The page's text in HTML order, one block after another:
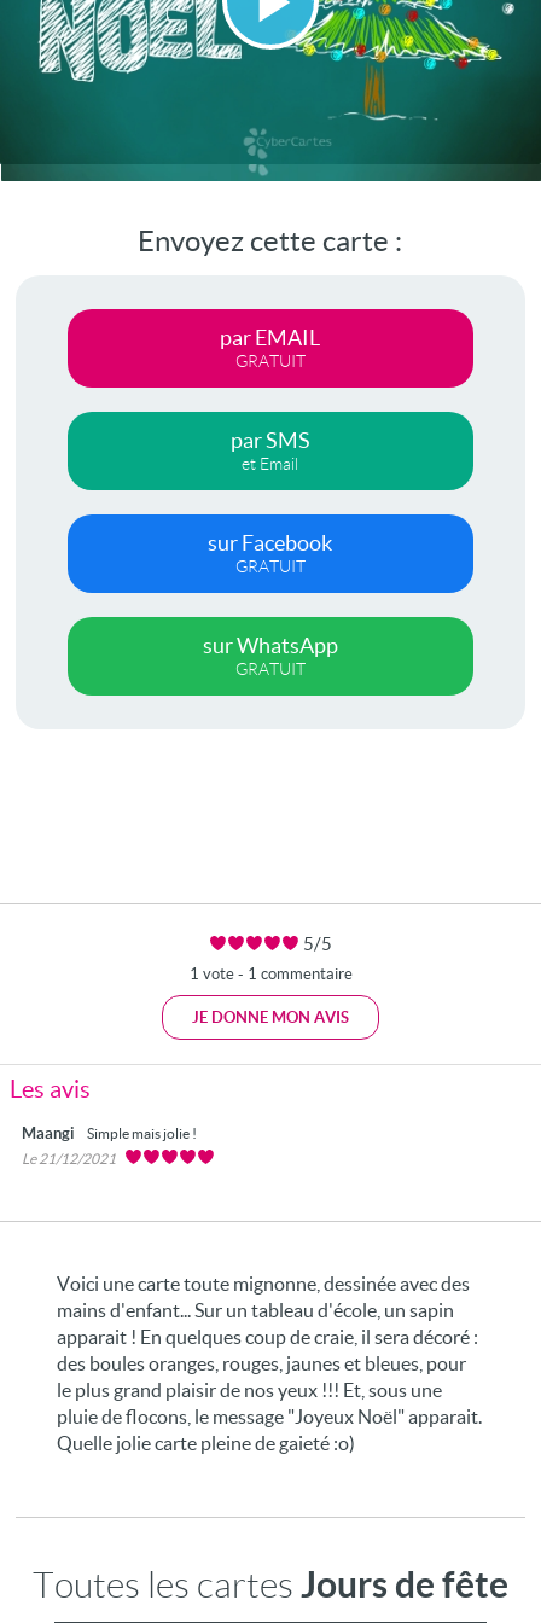
Lire
la
vidéo
Envoyez cette carte :
par EMAIL
GRATUIT
par SMS
et Email
sur Facebook
GRATUIT
sur WhatsApp
GRATUIT
5/5
1 vote - 1 commentaire
JE DONNE MON AVIS
Les avis
Maangi
Simple mais jolie !
Le 21/12/2021
Voici une carte toute mignonne, dessinée avec des
mains d'enfant... Sur un tableau d'école, un sapin
apparait ! En quelques coup de craie, il sera décoré :
des boules oranges, rouges, jaunes et bleues, pour
le plus grand plaisir de nos yeux !!! Et, sous une
pluie de flocons, le message "Joyeux Noël" apparait.
Quelle jolie carte pleine de gaieté :o)
Toutes les cartes Jours de fête